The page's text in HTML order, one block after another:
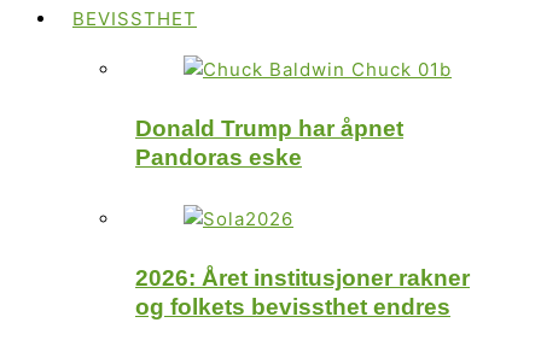
BEVISSTHET
Donald Trump har åpnet
Pandoras eske
2026: Året institusjoner rakner
og folkets bevissthet endres